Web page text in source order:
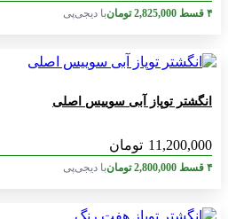
۴ قسط 2,825,000 تومانبا دیجی‌پی
انگشتر توپاز آبی سوییس اصلی
11,200,000 تومان
۴ قسط 2,800,000 تومانبا دیجی‌پی